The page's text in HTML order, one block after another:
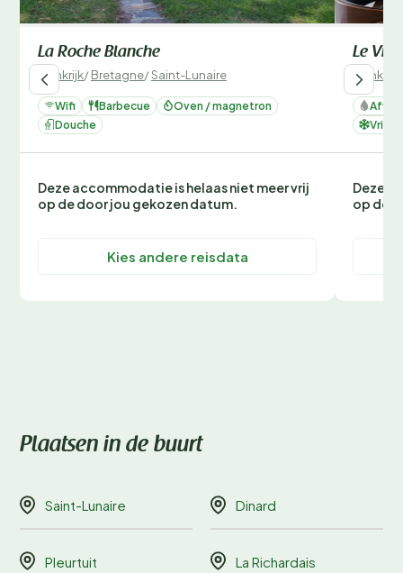
La Roche Blanche
Frankrijk/Bretagne/Saint-Lunaire
Wifi Barbecue
Oven / magnetron
Douche
Deze accommodatie is helaas niet meer vrij
op de door jou gekozen datum.
Kies andere reisdata
Le
Frankrijk
Deze
op de
Plaatsen in de buurt
Saint-Lunaire Dinard
Pleurtuit La Richardais